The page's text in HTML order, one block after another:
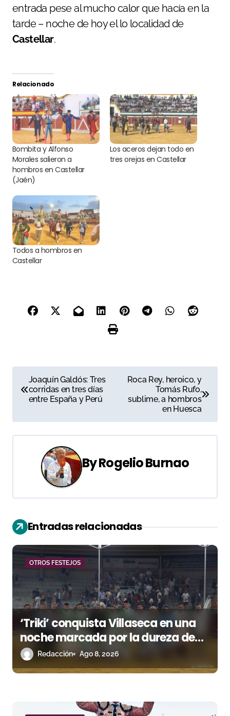
entrada pese al mucho calor que hacía en la
tarde – noche de hoy el lo localidad de
Castellar.
Relacionado
Bombita y Alfonso
Morales salieron a
hombros en Castellar
(Jaén)
Los aceros dejan todo en
tres orejas en Castellar
Todos a hombros en
Castellar
a
v
e
c
i
ó
n
d
e
e
n
t
Joaquín Galdós: Tres
corridas en tres días
entre España y Perú
Roca Rey, heroico, y
Tomás Rufo,
sublime, a hombros
en Huesca
ByRogelio Burnao
Entradas relacionadas
OTROS FESTEJOS
‘Triki’ conquista Villaseca en una
noche marcada por la dureza de
Monteviejo
Redacción Ago 8, 2026